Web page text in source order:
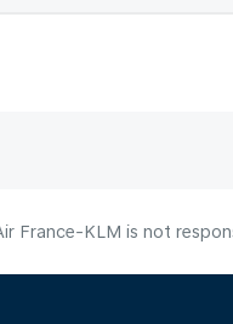
France-KLM is not